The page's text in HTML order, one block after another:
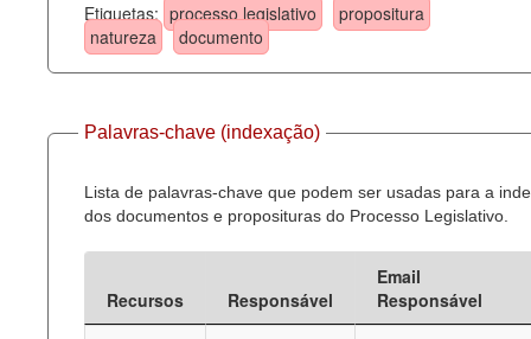
Etiquetas: processo legislativo
propositura
natureza
documento
Palavras-chave (indexação)
Lista de palavras-chave que podem ser usadas para a
dos documentos e proposituras do Processo Legislativo.
Recursos Responsável
Email
Responsável